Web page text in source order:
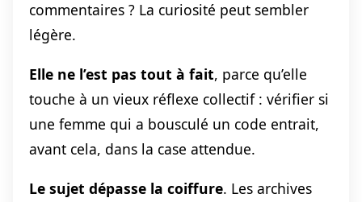
commentaires ? La curiosité peut sembler
légère.
Elle ne l’est pas tout à fait, parce qu’elle
touche à un vieux réflexe collectif : vérifier si
une femme qui a bousculé un code entrait,
avant cela, dans la case attendue.
Le sujet dépasse la coiffure. Les archives